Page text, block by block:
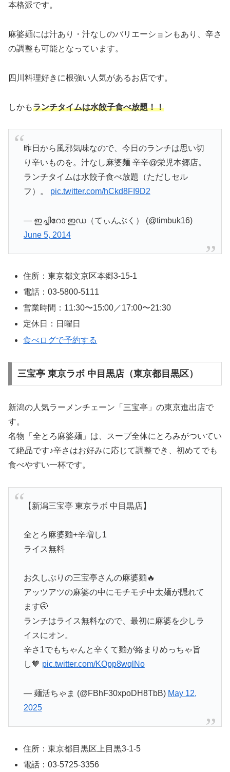
本格派です。
麻婆麺には汁あり・汁なしのバリエーションもあり、辛さ
の調整も可能となっています。
四川料理好きに根強い人気があるお店です。
しかもランチタイムは水餃子食べ放題！！
昨日から風邪気味なので、今日のランチは思い切
り辛いものを。汁なし麻婆麺 辛辛@栄児本郷店。
ランチタイムは水餃子食べ放題（ただしセル
フ）。 pic.twitter.com/hCkd8FI9D2
— ഇച്ചിറോ ഇഡ（てぃんぶく） (@timbuk16)
June 5, 2014
住所：東京都文京区本郷3-15-1
電話：03-5800-5111
営業時間：11:30〜15:00／17:00〜21:30
定休日：日曜日
食べログで予約する
三宝亭 東京ラボ 中目黒店（東京都目黒区）
新潟の人気ラーメンチェーン「三宝亭」の東京進出店で
す。
名物「全とろ麻婆麺」は、スープ全体にとろみがついてい
て絶品です♪辛さはお好みに応じて調整でき、初めてでも
食べやすい一杯です。
【新潟三宝亭 東京ラボ 中目黒店】
全とろ麻婆麺+辛増し1
ライス無料
お久しぶりの三宝亭さんの麻婆麺🔥
アッツアツの麻婆の中にモチモチ中太麺が隠れて
ます🤭
ランチはライス無料なので、最初に麻婆を少しラ
イスにオン。
辛さ1でもちゃんと辛くて麺が絡まりめっちゃ旨
し🧡 pic.twitter.com/KOpp8wqlNo
— 麺活ちゃま (@FBhF30xpoDH8TbB) May 12,
2025
住所：東京都目黒区上目黒3-1-5
電話：03-5725-3356